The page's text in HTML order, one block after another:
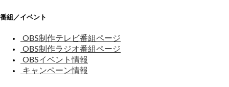
番組／イベント
OBS制作テレビ番組ページ
OBS制作ラジオ番組ページ
OBSイベント情報
キャンペーン情報